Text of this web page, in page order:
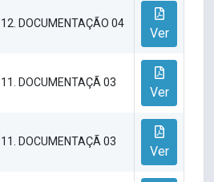
12. DOCUMENTAÇÃO 04
Ver
11. DOCUMENTAÇÃ 03
Ver
11. DOCUMENTAÇÃ 03
Ver